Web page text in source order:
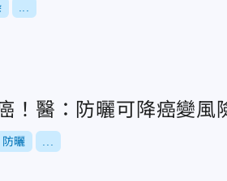
！醫：防曬可降癌變風
防曬